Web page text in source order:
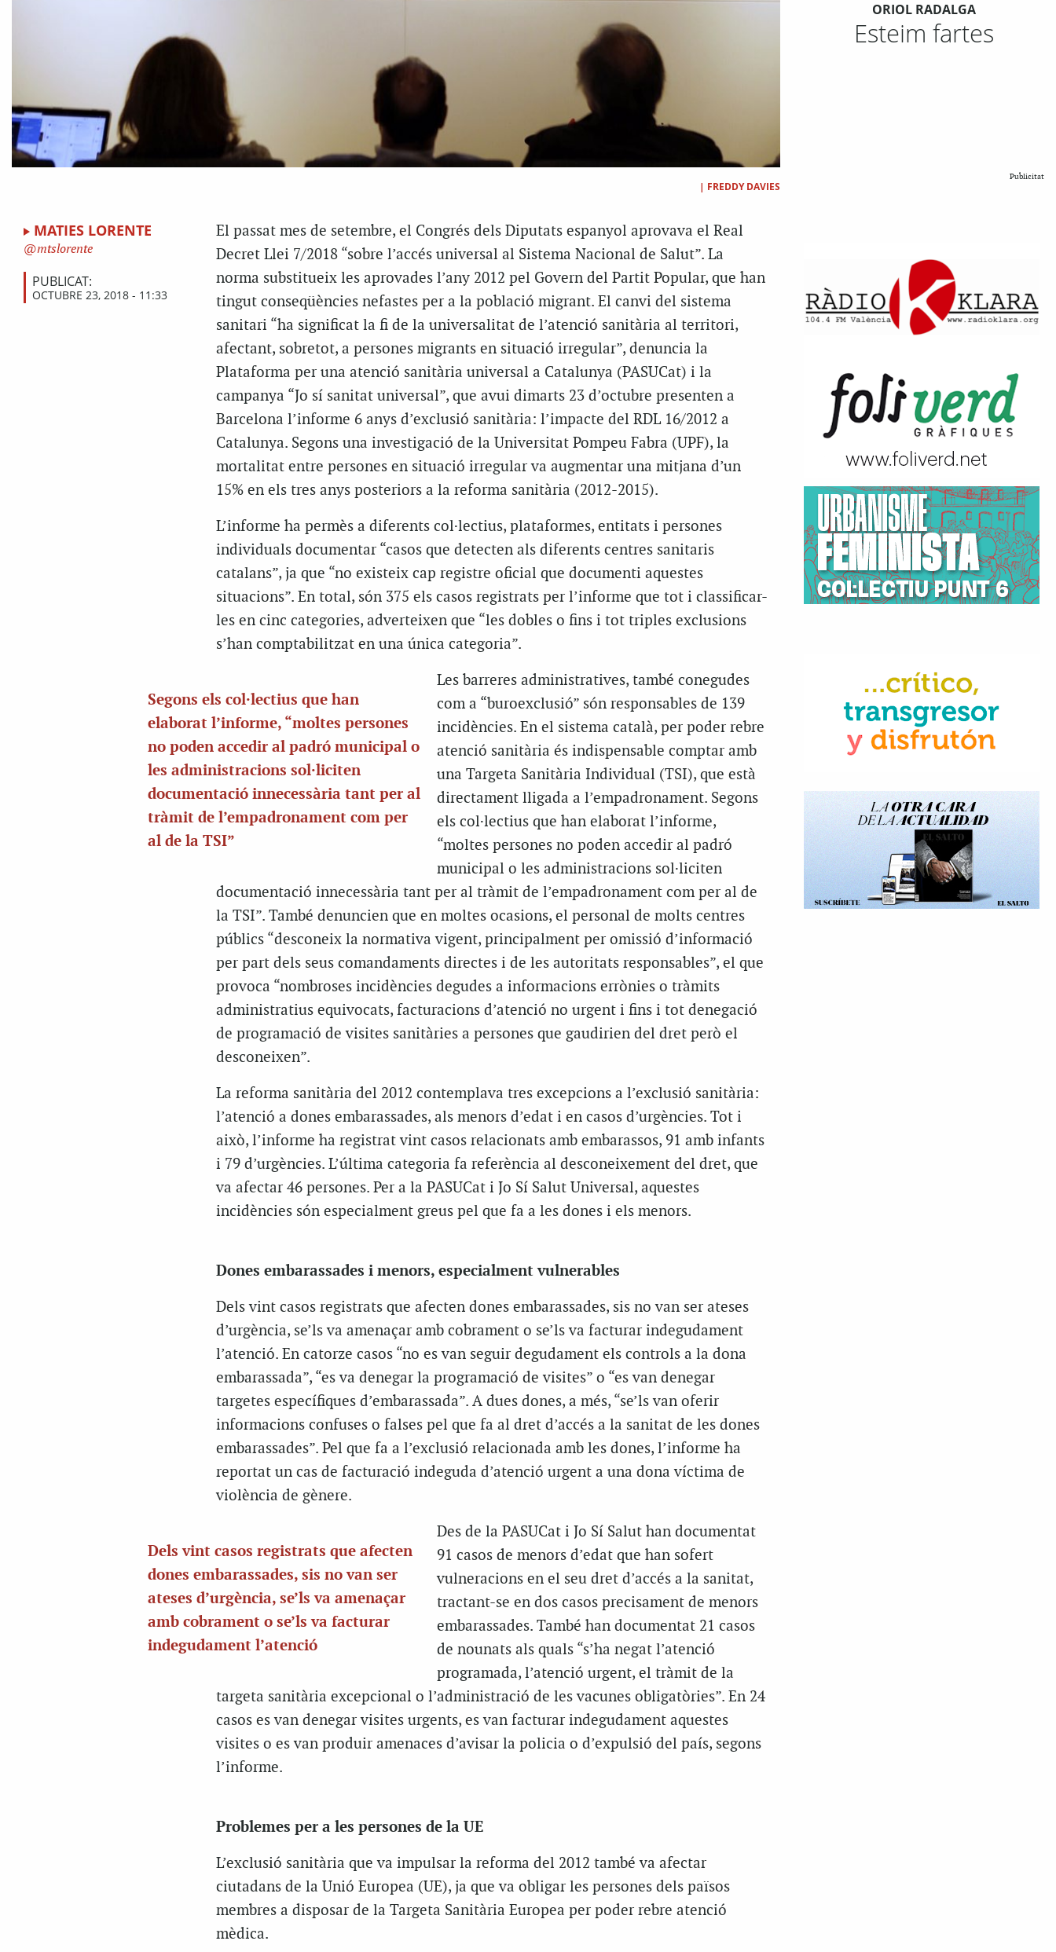
| FREDDY DAVIES
MATIES LORENTE
mtslorente
PUBLICAT:
OCTUBRE 23, 2018 - 11:33
El passat mes de setembre, el Congrés dels Diputats espanyol aprovava el Real
Decret Llei 7/2018 “sobre l’accés universal al Sistema Nacional de Salut”. La
norma substitueix les aprovades l’any 2012 pel Govern del Partit Popular, que han
tingut conseqüències nefastes per a la població migrant. El canvi del sistema
sanitari “ha significat la fi de la universalitat de l’atenció sanitària al territori,
afectant, sobretot, a persones migrants en situació irregular”, denuncia la
Plataforma per una atenció sanitària universal a Catalunya (PASUCat) i la
campanya “Jo sí sanitat universal”, que avui dimarts 23 d’octubre presenten a
Barcelona l’informe 6 anys d’exclusió sanitària: l’impacte del RDL 16/2012 a
Catalunya. Segons una investigació de la Universitat Pompeu Fabra (UPF), la
mortalitat entre persones en situació irregular va augmentar una mitjana d’un
15% en els tres anys posteriors a la reforma sanitària (2012-2015).
L’informe ha permès a diferents col·lectius, plataformes, entitats i persones
individuals documentar “casos que detecten als diferents centres sanitaris
catalans”, ja que “no existeix cap registre oficial que documenti aquestes
situacions”. En total, són 375 els casos registrats per l’informe que tot i classificar-
les en cinc categories, adverteixen que “les dobles o fins i tot triples exclusions
s’han comptabilitzat en una única categoria”.
Segons els col·lectius que han
elaborat l’informe, “moltes persones
no poden accedir al padró municipal o
les administracions sol·liciten
documentació innecessària tant per al
tràmit de l’empadronament com per
al de la TSI”
Les barreres administratives, també conegudes
com a “buroexclusió” són responsables de 139
incidències. En el sistema català, per poder rebre
atenció sanitària és indispensable comptar amb
una Targeta Sanitària Individual (TSI), que està
directament lligada a l’empadronament. Segons
els col·lectius que han elaborat l’informe,
“moltes persones no poden accedir al padró
municipal o les administracions sol·liciten
documentació innecessària tant per al tràmit de l’empadronament com per al de
la TSI”. També denuncien que en moltes ocasions, el personal de molts centres
públics “desconeix la normativa vigent, principalment per omissió d’informació
per part dels seus comandaments directes i de les autoritats responsables”, el que
provoca “nombroses incidències degudes a informacions errònies o tràmits
administratius equivocats, facturacions d’atenció no urgent i fins i tot denegació
de programació de visites sanitàries a persones que gaudirien del dret però el
desconeixen”.
La reforma sanitària del 2012 contemplava tres excepcions a l’exclusió sanitària:
l’atenció a dones embarassades, als menors d’edat i en casos d’urgències. Tot i
això, l’informe ha registrat vint casos relacionats amb embarassos, 91 amb infants
i 79 d’urgències. L’última categoria fa referència al desconeixement del dret, que
va afectar 46 persones. Per a la PASUCat i Jo Sí Salut Universal, aquestes
incidències són especialment greus pel que fa a les dones i els menors.
Dones embarassades i menors, especialment vulnerables
Dels vint casos registrats que afecten dones embarassades, sis no van ser ateses
d’urgència, se’ls va amenaçar amb cobrament o se’ls va facturar indegudament
l’atenció. En catorze casos “no es van seguir degudament els controls a la dona
embarassada”, “es va denegar la programació de visites” o “es van denegar
targetes específiques d’embarassada”. A dues dones, a més, “se’ls van oferir
informacions confuses o falses pel que fa al dret d’accés a la sanitat de les dones
embarassades”. Pel que fa a l’exclusió relacionada amb les dones, l’informe ha
reportat un cas de facturació indeguda d’atenció urgent a una dona víctima de
violència de gènere.
Dels vint casos registrats que afecten
dones embarassades, sis no van ser
ateses d’urgència, se’ls va amenaçar
amb cobrament o se’ls va facturar
indegudament l’atenció
Des de la PASUCat i Jo Sí Salut han documentat
91 casos de menors d’edat que han sofert
vulneracions en el seu dret d’accés a la sanitat,
tractant-se en dos casos precisament de menors
embarassades. També han documentat 21 casos
de nounats als quals “s’ha negat l’atenció
programada, l’atenció urgent, el tràmit de la
targeta sanitària excepcional o l’administració de les vacunes obligatòries”. En 24
casos es van denegar visites urgents, es van facturar indegudament aquestes
visites o es van produir amenaces d’avisar la policia o d’expulsió del país, segons
l’informe.
Problemes per a les persones de la UE
L’exclusió sanitària que va impulsar la reforma del 2012 també va afectar
ciutadans de la Unió Europea (UE), ja que va obligar les persones dels països
membres a disposar de la Targeta Sanitària Europea per poder rebre atenció
mèdica.
ORIOL RADALGA
Esteim fartes
Publicitat